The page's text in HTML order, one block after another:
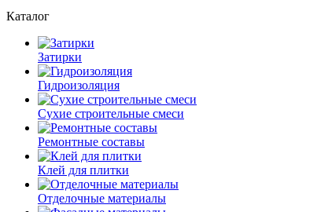
Каталог
Затирки
Гидроизоляция
Сухие строительные смеси
Ремонтные составы
Клей для плитки
Отделочные материалы